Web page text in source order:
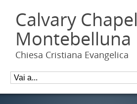
Calvary Chapel
Montebelluna
Chiesa Cristiana Evangelica